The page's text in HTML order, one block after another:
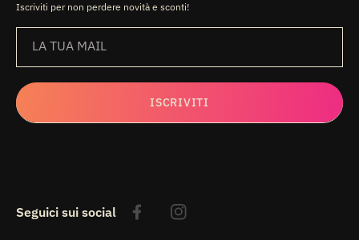
Iscriviti per non perdere novità e sconti!
LA TUA MAIL
ISCRIVITI
Seguici sui social FacebookInstagram